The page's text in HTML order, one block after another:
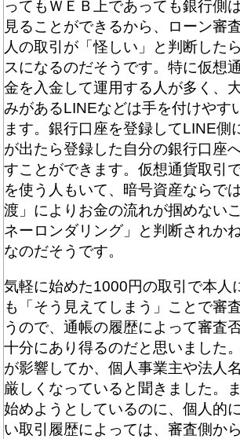
ってもＷＥＢ上であっても銀行側
見ることができるから、ローン審
人の取引が「怪しい」と判断した
スになるのだそうです。特に仮想
金を入金して運用する人が多く、
みがあるLINEなどは手を付けやす
ます。銀行口座を登録してLINE側
が出たら登録した自分の銀行口座
すことができます。仮想通貨取引
を使う人もいて、暗号資産ならで
渡」によりお金の流れが掴めない
ネーロンダリング」と判断されか
なのだそうです。
気軽に始めた1000円の取引で本人
も「そう見えてしまう」ことで審
うので、通帳の履歴によって審査
十分にあり得るのだと思いました
が影響してか、個人事業主や法人
厳しくなっていると聞きました。
始めようとしているのに、個人的
い取引履歴によっては、審査側か